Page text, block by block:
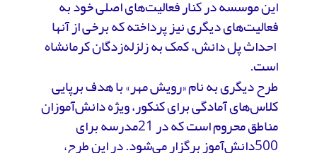
این موسسه در کنار فعالیت‌های اصلی خود به
فعالیت‌های دیگری نیز پرداخته که برخی از آنها
احداث پل دانش، کمک به زلزله‌زدگان کرمانشاه
است.
طرح دیگری به نام «رویش مهر» با هدف برپایی
کلاس‌های آمادگی برای کنکور، ویژه دانش‌آموزان
مناطق محروم است که در 21مدرسه برای
500دانش‌آموز برگزار می‌شود. در این طرح،